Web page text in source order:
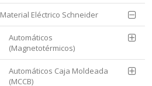
Material Eléctrico Schneider
Automáticos
(Magnetotérmicos)
Automáticos Caja Moldeada
(MCCB)